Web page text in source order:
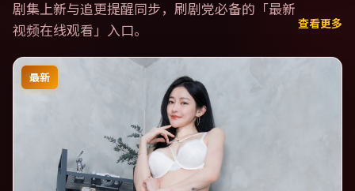
剧集上新与追更提醒同步，刷剧党必备的「最新
视频在线观看 」入口。 查看更多
最新